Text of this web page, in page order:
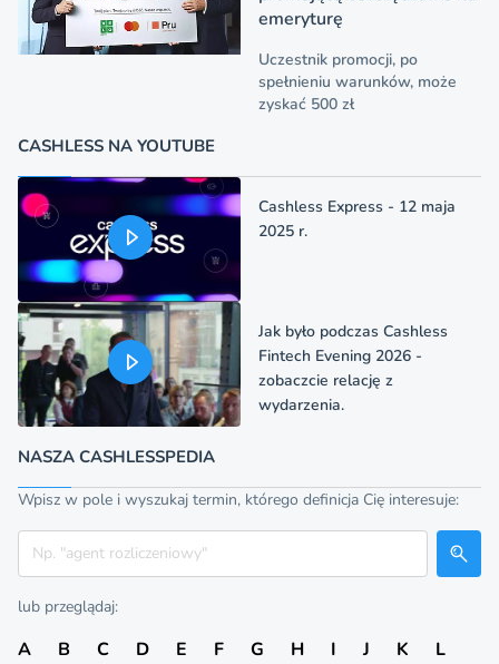
emeryturę
Uczestnik promocji, po
spełnieniu warunków, może
zyskać 500 zł
CASHLESS NA YOUTUBE
Cashless Express - 12 maja
2025 r.
Jak było podczas Cashless
Fintech Evening 2026 -
zobaczcie relację z
wydarzenia.
NASZA CASHLESSPEDIA
Wpisz w pole i wyszukaj termin, którego definicja Cię interesuje:
Szukaj
lub przeglądaj:
A B C D E F G H I J K
L